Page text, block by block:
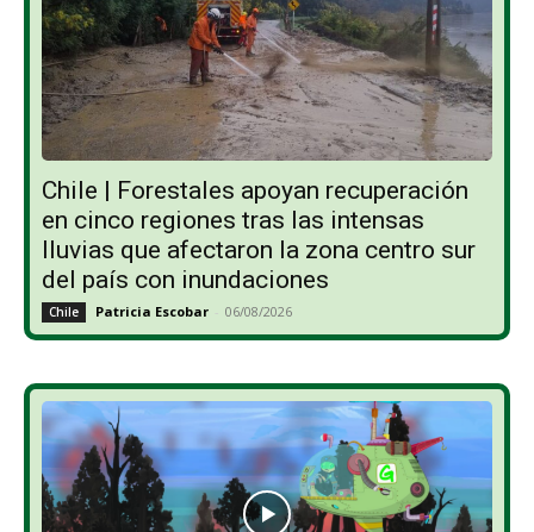
Chile | Forestales apoyan recuperación
en cinco regiones tras las intensas
lluvias que afectaron la zona centro sur
del país con inundaciones
Chile Patricia Escobar - 06/08/2026